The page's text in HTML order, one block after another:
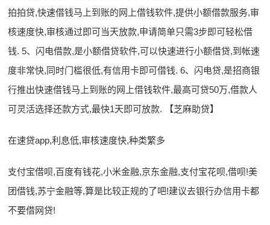
拍拍贷,快速借钱马上到账的网上借钱软件,提供小额借款服务,审
核速度快,审核通过即可当天放款,申请简单只需3步即可轻松借
钱. 5、闪电借款,是小额借贷软件,可以快速进行小额借贷,到帐速
度非常快,同时门槛很低,有信用卡即可借钱. 6、闪电贷,是招商银
行推出快速借钱马上到账的网上借钱软件,最高可贷50万,借款人
可灵活选择还款方式,最快1天即可放款. 【芝麻助贷】
在速贷app,利息低,审核速度快,种类繁多
支付宝借呗,百度有钱花,小米金融,京东金融,支付宝花呗,借呗!美
团借钱,苏宁金融等,算是比较正规的了吧!建议去银行办信用卡都
不要借网贷!